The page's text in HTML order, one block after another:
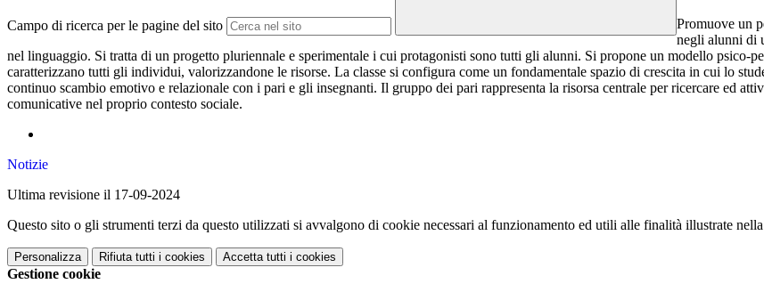
Campo di ricerca per le pagine del sito
Promuove un
negli alunni di
nel linguaggio. Si tratta di un progetto pluriennale e sperimentale i cui protagonisti sono tutti gli alunni. Si propone un modello psico-
caratterizzano tutti gli individui, valorizzandone le risorse. La classe si configura come un fondamentale spazio di crescita in cui lo
continuo scambio emotivo e relazionale con i pari e gli insegnanti. Il gruppo dei pari rappresenta la risorsa centrale per ricercare ed
comunicative nel proprio contesto sociale.
Notizie
Ultima revisione il 17-09-2024
Questo sito o gli strumenti terzi da questo utilizzati si avvalgono di cookie necessari al funzionamento ed utili alle finalità illustrate nella
Personalizza Rifiuta tutti i cookies Accetta tutti i cookies
Gestione cookie